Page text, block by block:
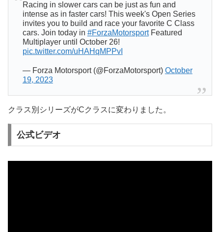
Racing in slower cars can be just as fun and
intense as in faster cars! This week's Open Series
invites you to build and race your favorite C Class
cars. Join today in #ForzaMotorsportFeatured
Multiplayer until October 26!
pic.twitter.com/uHAHqMPPvI
— Forza Motorsport (@ForzaMotorsport) October
19, 2023
クラス別シリーズがCクラスに変わりました。
公式ビデオ